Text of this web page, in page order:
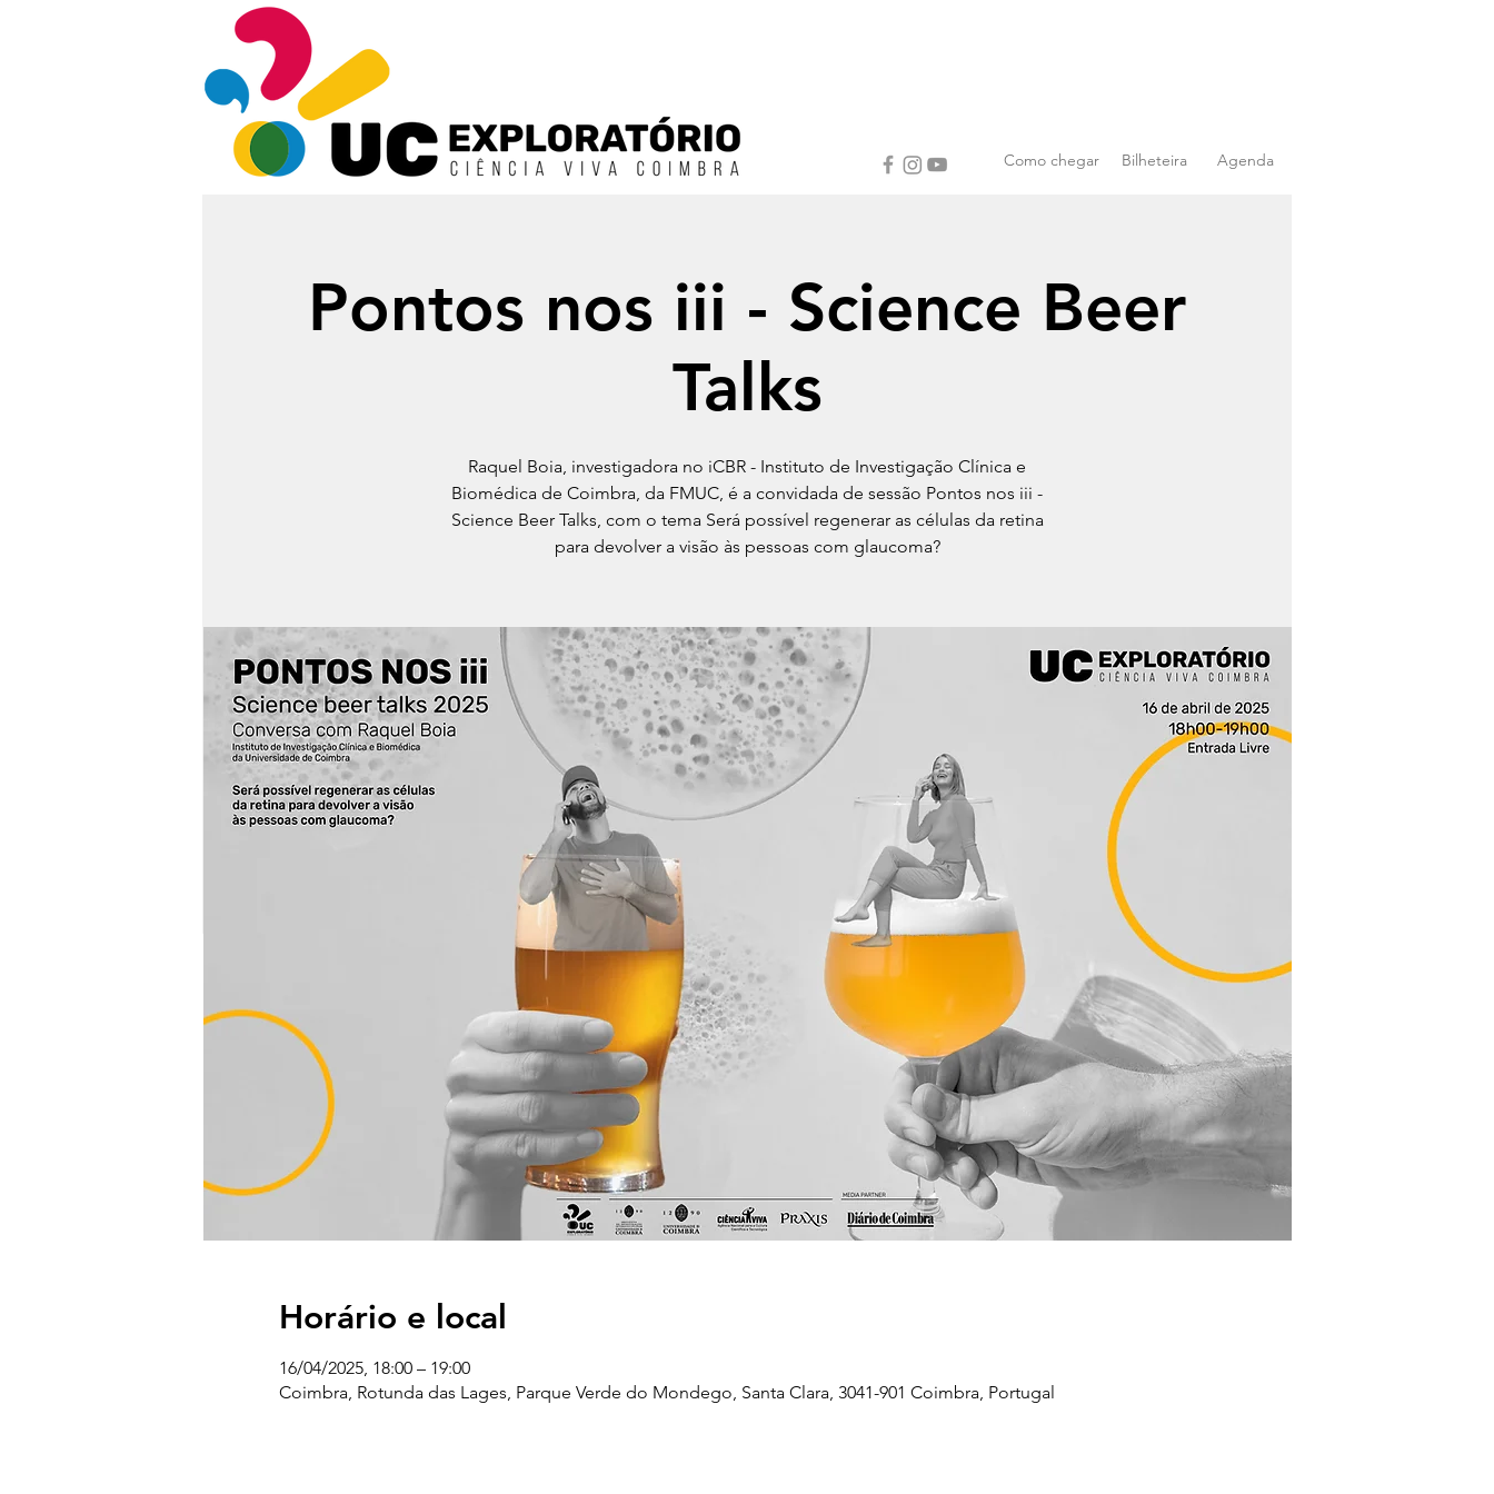
Como chegar Bilheteira Agenda
Pontos nos iii - Science Beer
Talks
Raquel Boia, investigadora no iCBR - Instituto de Investigação Clínica e
Biomédica de Coimbra, da FMUC, é a convidada de sessão Pontos nos iii -
Science Beer Talks, com o tema Será possível regenerar as células da retina
para devolver a visão às pessoas com glaucoma?
Horário e local
16/04/2025, 18:00 – 19:00
Coimbra, Rotunda das Lages, Parque Verde do Mondego, Santa Clara, 3041-901 Coimbra, Portugal